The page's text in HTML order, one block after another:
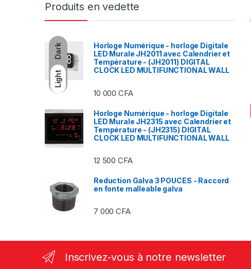
Dark
Light
Produits en vedette
Horloge Numérique - horloge Digitale
LED Murale JH2011 avec Calendrier et
Température - (JH2011) DIGITAL
CLOCK LED MULTIFUNCTIONAL WALL
10 000CFA
Horloge Numérique - horloge Digitale
LED Murale JH2315 avec Calendrier et
Température - (JH2315) DIGITAL
CLOCK LED MULTIFUNCTIONAL WALL
12 500CFA
Reduction Galva 3 POUCES - Raccord
en fonte malleable galva
7 000CFA
Inscrivez-vous à notre newsletter